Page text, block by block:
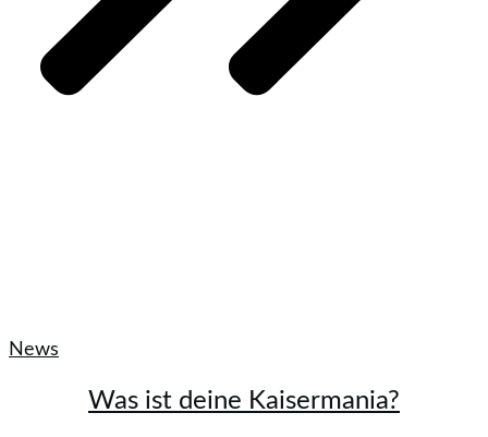
News
Was ist deine Kaisermania?